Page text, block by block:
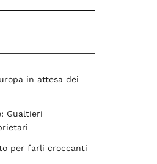
in attesa dei
Gualtieri
per farli croccanti